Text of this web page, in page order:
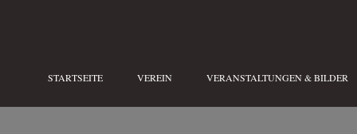
STARTSEITE VEREIN VERANSTALTUNGEN & BILDER